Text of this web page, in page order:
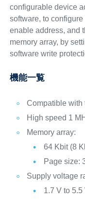
configurable device
software, to
enable address, and
memory array, by
software write
機能一覧
Compatible with
High speed 1
Memory array:
64 Kbit (8
Page size:
Supply voltage
1.7 V to 5.5